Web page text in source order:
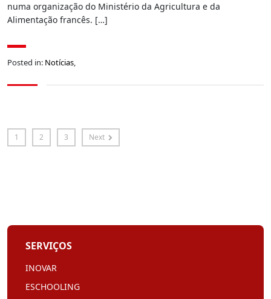
numa organização do Ministério da Agricultura e da
Alimentação francês. […]
Posted in: Notícias,
1 2 3 Next
SERVIÇOS
INOVAR
ESCHOOLING